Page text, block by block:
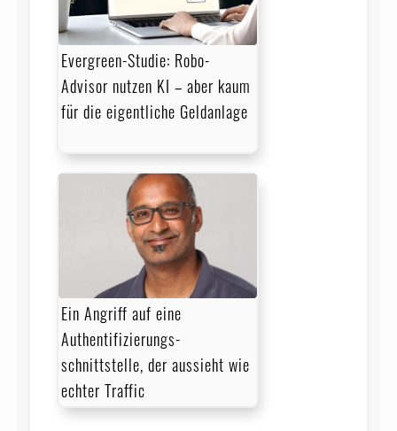
Evergreen-Studie: Robo-
Advisor nutzen KI – aber kaum
für die eigentliche Geldanlage
Ein Angriff auf eine
Authentifizierungs­
schnittstelle, der aussieht wie
echter Traffic